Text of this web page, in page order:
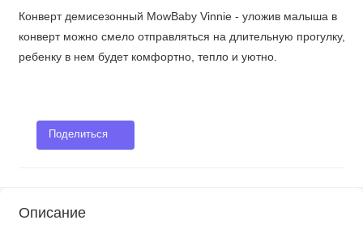
Конверт демисезонный MowBaby Vinnie - уложив малыша в
конверт можно смело отправляться на длительную прогулку,
ребенку в нем будет комфортно, тепло и уютно.
Поделиться
Описание